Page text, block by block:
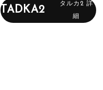
TADKA2
タルカ2 詳
細